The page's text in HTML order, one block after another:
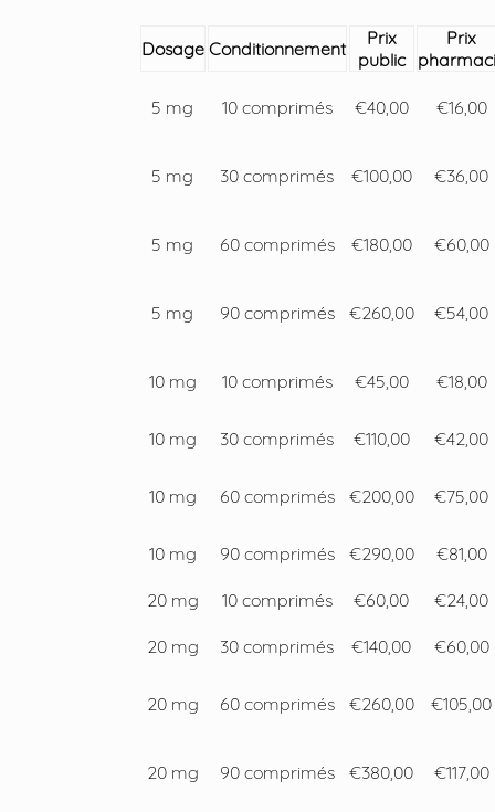
Dosage Conditionnement
Prix
public
Prix
5 mg 10 comprimés €40,00 €16,00
5 mg 30 comprimés €100,00 €36,00
5 mg 60 comprimés €180,00 €60,00
5 mg 90 comprimés €260,00 €54,00
10 mg 10 comprimés €45,00 €18,00
10 mg 30 comprimés €110,00 €42,00
10 mg 60 comprimés €200,00 €75,00
10 mg 90 comprimés €290,00 €81,00
20 mg 10 comprimés €60,00 €24,00
20 mg 30 comprimés €140,00 €60,00
20 mg 60 comprimés €260,00 €105,00
20 mg 90 comprimés €380,00 €117,00